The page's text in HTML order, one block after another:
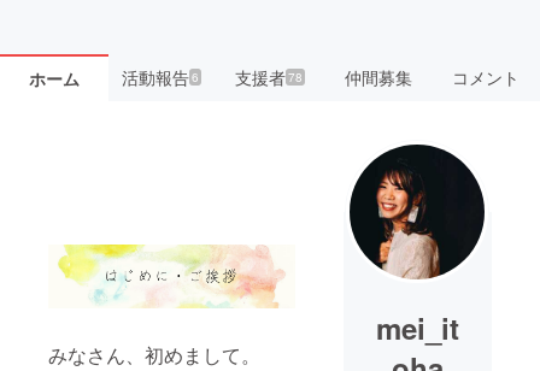
ホーム 活動報告6 支援者78 仲間募集 コメント
みなさん、初めまして。
mei_it